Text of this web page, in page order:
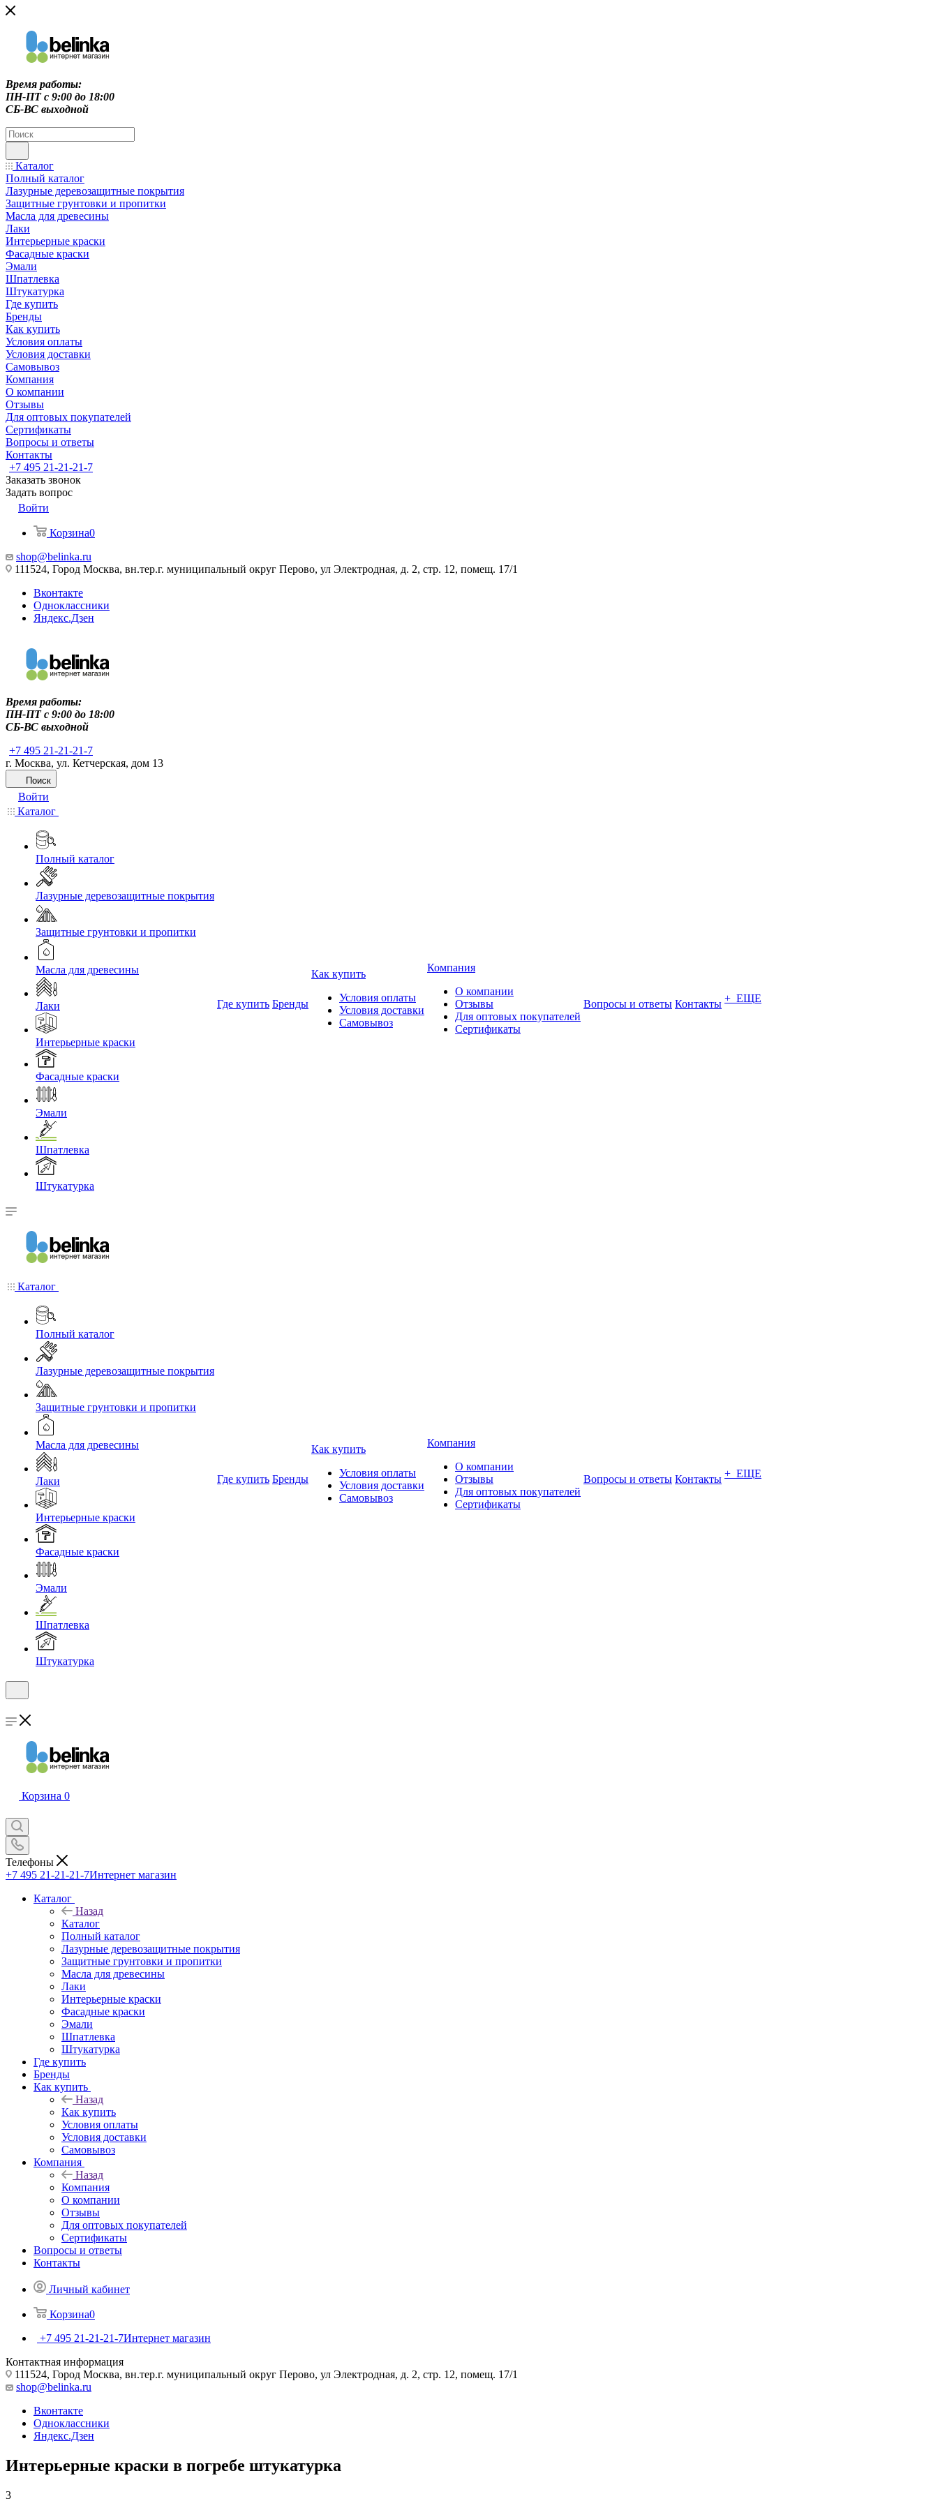
Время работы:
ПН-ПТ c 9:00 до 18:00
СБ-ВС выходной
Каталог
Полный каталог
Лазурные деревозащитные покрытия
Защитные грунтовки и пропитки
Масла для древесины
Лаки
Интерьерные краски
Фасадные краски
Эмали
Шпатлевка
Штукатурка
Где купить
Бренды
Как купить
Условия оплаты
Условия доставки
Самовывоз
Компания
О компании
Отзывы
Для оптовых покупателей
Сертификаты
Вопросы и ответы
Контакты
+7 495 21-21-21-7
Заказать звонок
Задать вопрос
Войти
Корзина0
shop@belinka.ru
111524, Город Москва, вн.тер.г. муниципальный округ Перово, ул Электродная, д. 2, стр. 12, помещ. 17/1
Вконтакте
Одноклассники
Яндекс.Дзен
Время работы:
ПН-ПТ c 9:00 до 18:00
СБ-ВС выходной
+7 495 21-21-21-7
г. Москва, ул. Кетчерская, дом 13
Поиск
Войти
Каталог
Полный каталог
Лазурные деревозащитные покрытия
Защитные грунтовки и пропитки
Масла для древесины
Лаки
Интерьерные краски
Фасадные краски
Эмали
Шпатлевка
Штукатурка
Где купить Бренды
Как купить
Условия оплаты
Условия доставки
Самовывоз
Компания
О компании
Отзывы
Для оптовых покупателей
Сертификаты
Вопросы и ответы Контакты + ЕЩЕ
Каталог
Полный каталог
Лазурные деревозащитные покрытия
Защитные грунтовки и пропитки
Масла для древесины
Лаки
Интерьерные краски
Фасадные краски
Эмали
Шпатлевка
Штукатурка
Где купить Бренды
Как купить
Условия оплаты
Условия доставки
Самовывоз
Компания
О компании
Отзывы
Для оптовых покупателей
Сертификаты
Вопросы и ответы Контакты + ЕЩЕ
Корзина 0
Телефоны
+7 495 21-21-21-7Интернет магазин
Каталог
Назад
Каталог
Полный каталог
Лазурные деревозащитные покрытия
Защитные грунтовки и пропитки
Масла для древесины
Лаки
Интерьерные краски
Фасадные краски
Эмали
Шпатлевка
Штукатурка
Где купить
Бренды
Как купить
Назад
Как купить
Условия оплаты
Условия доставки
Самовывоз
Компания
Назад
Компания
О компании
Отзывы
Для оптовых покупателей
Сертификаты
Вопросы и ответы
Контакты
Личный кабинет
Корзина0
+7 495 21-21-21-7Интернет магазин
Контактная информация
111524, Город Москва, вн.тер.г. муниципальный округ Перово, ул Электродная, д. 2, стр. 12, помещ. 17/1
shop@belinka.ru
Вконтакте
Одноклассники
Яндекс.Дзен
Интерьерные краски в погребе штукатурка
3